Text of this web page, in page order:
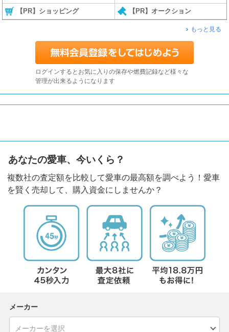
【PR】ショッピング 【PR】オークション
もっと見る
ログインするとお気に入りの保存や燃費記録など様々な
管理が出来るようになります
あなたの愛車、今いくら？
複数社の査定額を比較して愛車の最高額を調べよう！愛車
を賢く売却して、購入資金にしませんか？
メーカー